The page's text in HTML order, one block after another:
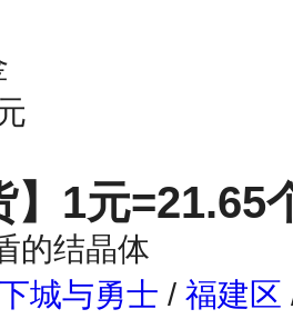
1元=21.65
的结晶体
城与勇士 / 福建区